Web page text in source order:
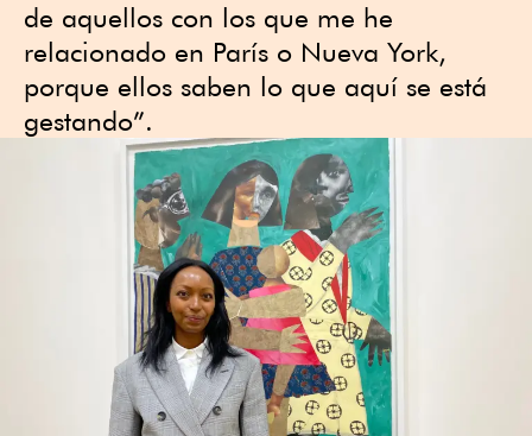
de aquellos con los que me he
relacionado en París o Nueva York,
porque ellos saben lo que aquí se está
gestando”.